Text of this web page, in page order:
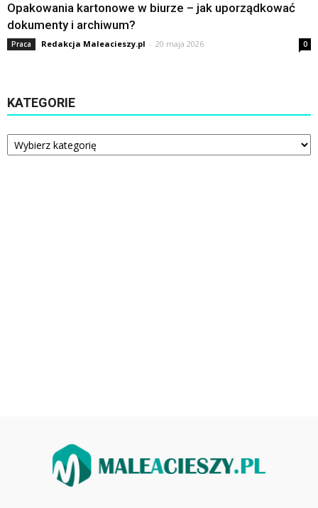
Opakowania kartonowe w biurze – jak uporządkować
dokumenty i archiwum?
Praca Redakcja Maleacieszy.pl - 20 maja 2026 0
KATEGORIE
Kategorie